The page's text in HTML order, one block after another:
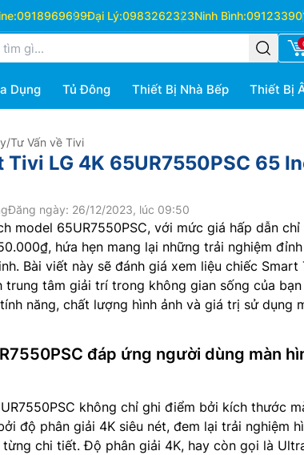
0918969699Đại Lý:0983262323Ninh Bình:
Dụng Tủ Đông Thiết Bị Nhà Bếp Thiết Bị
/Tư Vấn về Tivi
LG 4K 65UR7550PSC 65
Đăng ngày: 26/12/2023, lúc 09:50
model 65UR7550PSC, với mức giá hấp dẫn
hứa hẹn mang lại những trải nghiệm
Bài viết này sẽ đánh giá xem liệu chiếc Smart
tâm giải trí trong không gian sống của
năng, chất lượng hình ảnh và giá trị sử dụng
đáp ứng người dùng màn
không chỉ ghi điểm bởi kích thước
độ phân giải 4K siêu nét, đem lại trải nghiệm
chi tiết. Độ phân giải 4K, hay còn gọi là